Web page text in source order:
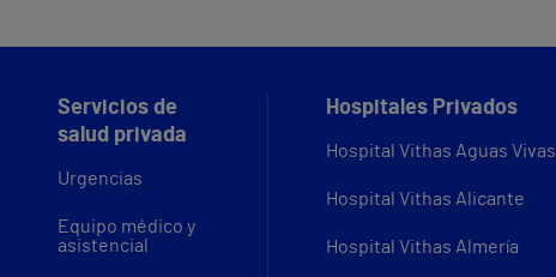
Servicios de
salud privada
Urgencias
Equipo médico y
asistencial
Hospitales Privados
Hospital Vithas Aguas Vivas
Hospital Vithas Alicante
Hospital Vithas Almería